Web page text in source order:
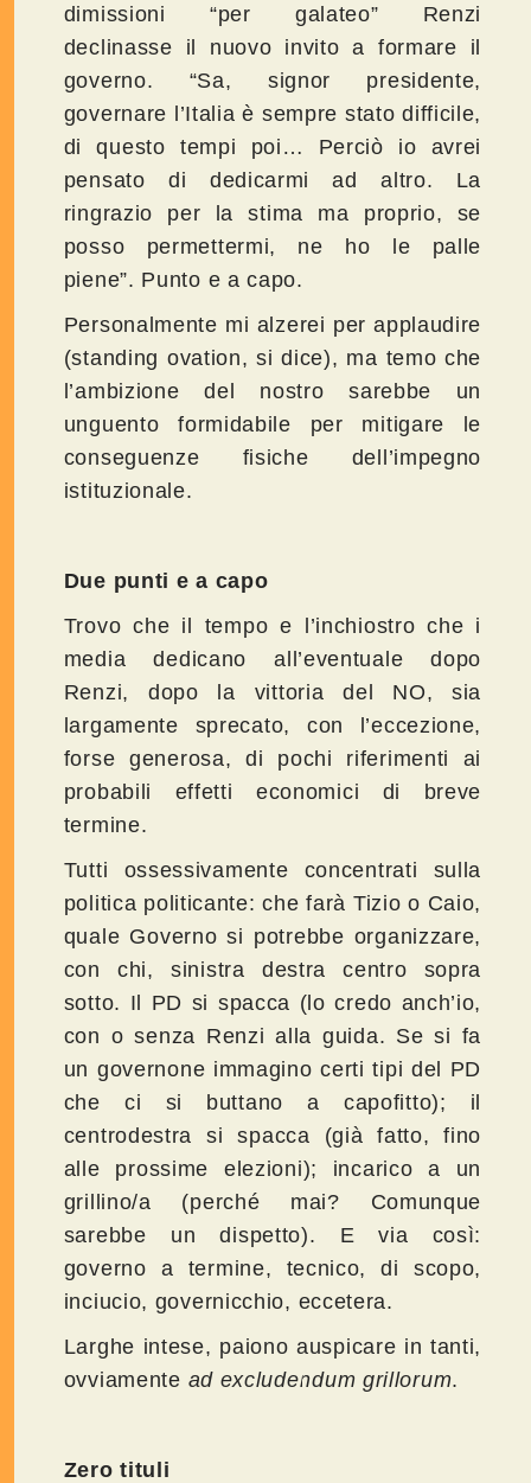
dimissioni “per galateo” Renzi
declinasse il nuovo invito a formare il
governo. “Sa, signor presidente,
governare l’Italia è sempre stato difficile,
di questo tempi poi… Perciò io avrei
pensato di dedicarmi ad altro. La
ringrazio per la stima ma proprio, se
posso permettermi, ne ho le palle
piene”. Punto e a capo.
Personalmente mi alzerei per applaudire
(standing ovation, si dice), ma temo che
l’ambizione del nostro sarebbe un
unguento formidabile per mitigare le
conseguenze fisiche dell’impegno
istituzionale.
Due punti e a capo
Trovo che il tempo e l’inchiostro che i
media dedicano all’eventuale dopo
Renzi, dopo la vittoria del NO, sia
largamente sprecato, con l’eccezione,
forse generosa, di pochi riferimenti ai
probabili effetti economici di breve
termine.
Tutti ossessivamente concentrati sulla
politica politicante: che farà Tizio o Caio,
quale Governo si potrebbe organizzare,
con chi, sinistra destra centro sopra
sotto. Il PD si spacca (lo credo anch’io,
con o senza Renzi alla guida. Se si fa
un governone immagino certi tipi del PD
che ci si buttano a capofitto); il
centrodestra si spacca (già fatto, fino
alle prossime elezioni); incarico a un
grillino/a (perché mai? Comunque
sarebbe un dispetto). E via così:
governo a termine, tecnico, di scopo,
inciucio, governicchio, eccetera.
Larghe intese, paiono auspicare in tanti,
ovviamente ad excludendum grillorum.
Zero tituli